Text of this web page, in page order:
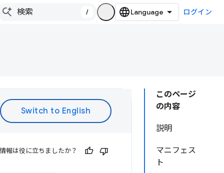
/ ログイン
このページ
の内容
説明
マニフェス
ト
報は役に立ちましたか？